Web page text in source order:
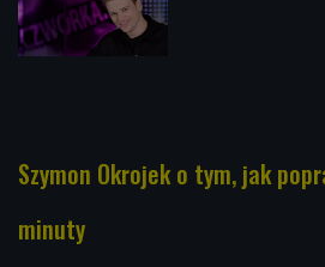
Szymon Okrojek o tym, jak
minuty